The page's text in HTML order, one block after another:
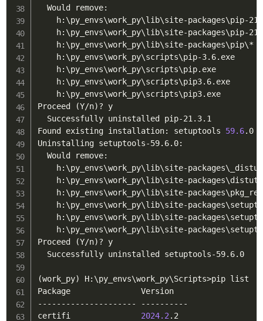
  Would remove:
    h:
\py_envs\work_py\lib\site-packages\pip-
    h:
\py_envs\work_py\lib\site-packages\pip-
    h:
\py_envs\work_py\lib\site-packages\pip\*
    h:
\py_envs\work_py\scripts\pip-3.6.exe
    h:
\py_envs\work_py\scripts\pip.exe
    h:
\py_envs\work_py\scripts\pip3.6.exe
    h:
\py_envs\work_py\scripts\pip3.exe
Proceed
(Y/n)? y
  Successfully uninstalled pip-21.3.1
Found existing installation: setuptools 59.6.0
Uninstalling setuptools-59.6.0:
  Would remove:
    h:
\py_envs\work_py\lib\site-packages\
    h:
\py_envs\work_py\lib\site-packages\
    h:
\py_envs\work_py\lib\site-packages\
    h:
\py_envs\work_py\lib\site-packages\
    h:
\py_envs\work_py\lib\site-packages\
    h:
\py_envs\work_py\lib\site-packages\
Proceed
(Y/n)? y
  Successfully uninstalled setuptools-59.6.0
(work_py) H: \py_envs\work_py\Scripts>pip list
Package               Version
--------------------- ----------
certifi 2024.2 .2